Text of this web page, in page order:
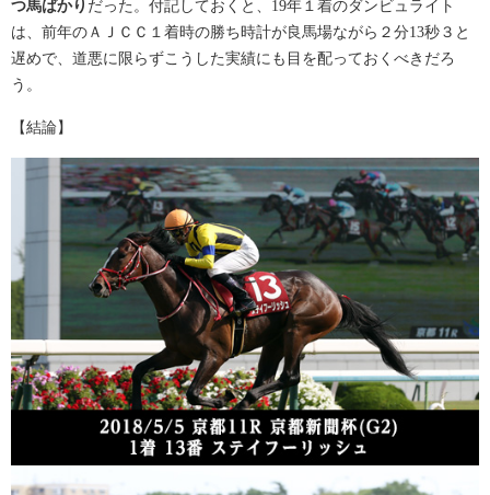
つ馬ばかり だった。付記しておくと、19年１着のダンビュライト
は、前年のＡＪＣＣ１着時の勝ち時計が良馬場ながら２分13秒３と
遅めで、道悪に限らずこうした実績にも目を配っておくべきだろ
う。
【結論】